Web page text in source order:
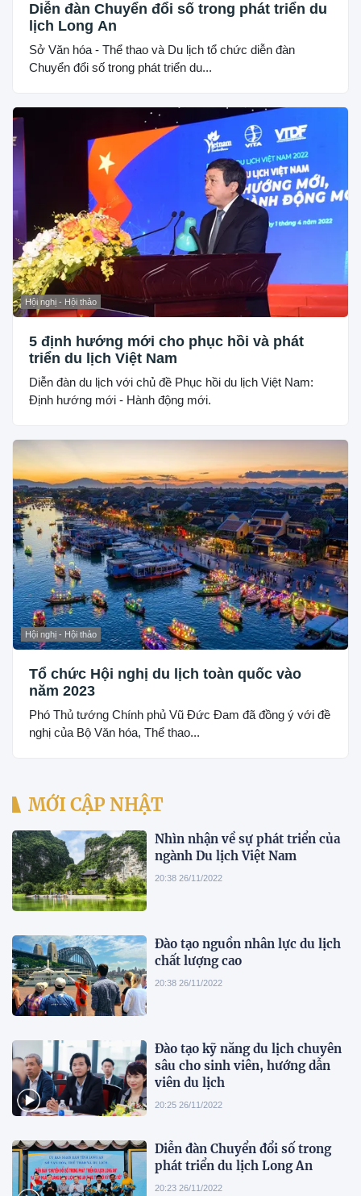
Diễn đàn Chuyển đổi số trong phát triển du
lịch Long An
Sở Văn hóa - Thể thao và Du lịch tổ chức diễn đàn
Chuyển đổi số trong phát triển du...
Hội nghị - Hội thảo
5 định hướng mới cho phục hồi và phát
triển du lịch Việt Nam
Diễn đàn du lịch với chủ đề Phục hồi du lịch Việt Nam:
Định hướng mới - Hành động mới.
Hội nghị - Hội thảo
Tổ chức Hội nghị du lịch toàn quốc vào
năm 2023
Phó Thủ tướng Chính phủ Vũ Đức Đam đã đồng ý với đề
nghị của Bộ Văn hóa, Thể thao...
MỚI CẬP NHẬT
Nhìn nhận về sự phát triển của
ngành Du lịch Việt Nam
20:38 26/11/2022
Đào tạo nguồn nhân lực du lịch
chất lượng cao
20:38 26/11/2022
Đào tạo kỹ năng du lịch chuyên
sâu cho sinh viên, hướng dẫn
viên du lịch
20:25 26/11/2022
Diễn đàn Chuyển đổi số trong
phát triển du lịch Long An
20:23 26/11/2022